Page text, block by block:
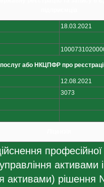
18.03.2021
або НКЦПФР про
12.08.2021
3073
професійної
активами
активами)